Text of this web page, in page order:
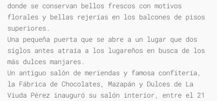
donde se conservan bellos frescos con motivos
florales y bellas rejerías en los balcones de pisos
superiores.
Una pequeña puerta que se abre a un lugar que dos
siglos antes atraía a los lugareños en busca de los
más dulces manjares.
Un antiguo salón de meriendas y famosa confitería,
la Fábrica de Chocolates, Mazapán y Dulces de La
Viuda Pérez inauguró su salón interior, entre el 21